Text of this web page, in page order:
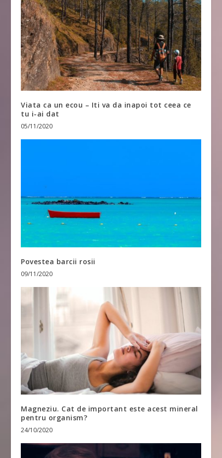
Viata ca un ecou – Iti va da inapoi tot ceea ce
tu i-ai dat
05/11/2020
Povestea barcii rosii
09/11/2020
Magneziu. Cat de important este acest mineral
pentru organism?
24/10/2020